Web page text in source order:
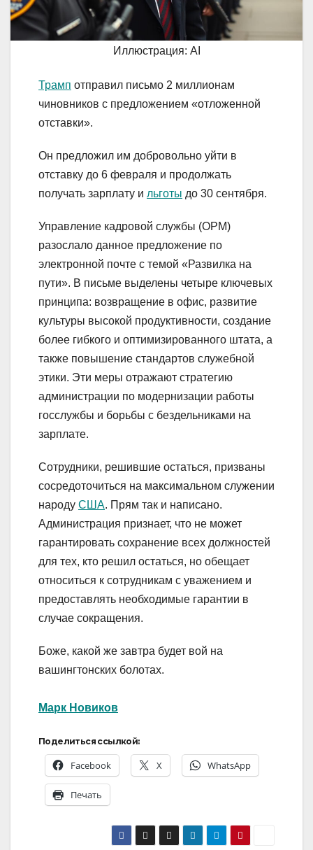
Иллюстрация: AI
Трамп отправил письмо 2 миллионам
чиновников с предложением «отложенной
отставки».
Он предложил им добровольно уйти в
отставку до 6 февраля и продолжать
получать зарплату и льготы до 30 сентября.
Управление кадровой службы (OPM)
разослало данное предложение по
электронной почте с темой «Развилка на
пути». В письме выделены четыре ключевых
принципа: возвращение в офис, развитие
культуры высокой продуктивности, создание
более гибкого и оптимизированного штата, а
также повышение стандартов служебной
этики. Эти меры отражают стратегию
администрации по модернизации работы
госслужбы и борьбы с бездельниками на
зарплате.
Сотрудники, решившие остаться, призваны
сосредоточиться на максимальном служении
народу США. Прям так и написано.
Администрация признает, что не может
гарантировать сохранение всех должностей
для тех, кто решил остаться, но обещает
относиться к сотрудникам с уважением и
предоставлять необходимые гарантии в
случае сокращения.
Боже, какой же завтра будет вой на
вашингтонских болотах.
Марк Новиков
Поделиться ссылкой:
Facebook X WhatsApp
Печать